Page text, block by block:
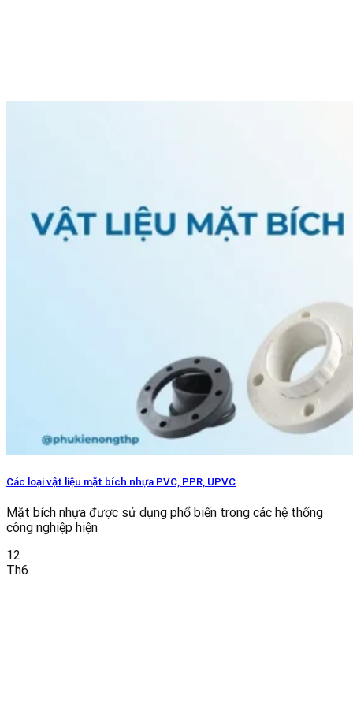
Các loại vật liệu mặt bích nhựa PVC, PPR, UPVC
Mặt bích nhựa được sử dụng phổ biến trong các hệ thống
công nghiệp hiện
12
Th6